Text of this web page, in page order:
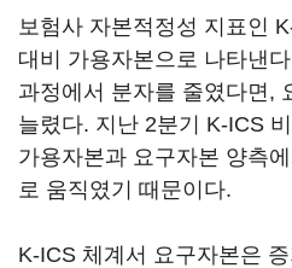
보험사 자본적정성 지표인
대비 가용자본으로 나타낸
과정에서 분자를 줄였다면,
늘렸다. 지난 2분기 K-ICS
가용자본과 요구자본 양측
로 움직였기 때문이다.
K-ICS 체계서 요구자본은